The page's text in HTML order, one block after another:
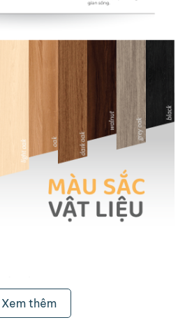
Xem thêm